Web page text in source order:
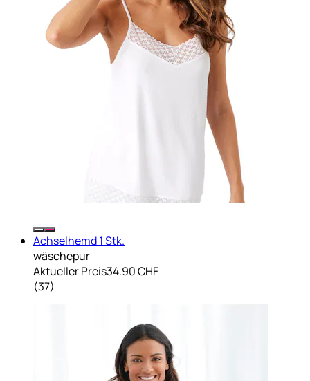
Achselhemd 1 Stk.
wäschepur
Aktueller Preis34.90 CHF
(37)